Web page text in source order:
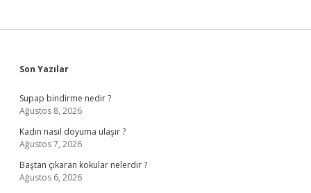
Sidebar
Son Yazılar
Supap bindirme nedir ?
Ağustos 8, 2026
Kadın nasıl doyuma ulaşır ?
Ağustos 7, 2026
Baştan çıkaran kokular nelerdir ?
Ağustos 6, 2026